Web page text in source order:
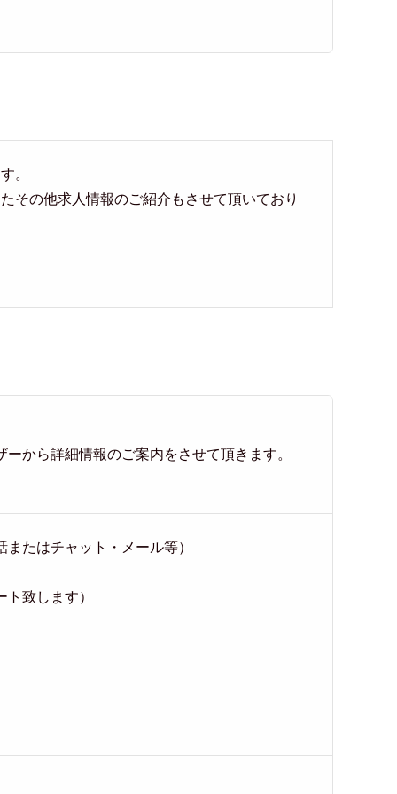
。
その他求人情報のご紹介もさせて頂いており
から詳細情報のご案内をさせて頂きます。
たはチャット・メール等）
致します）